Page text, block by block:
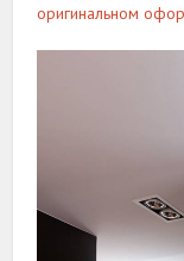
оригинальном